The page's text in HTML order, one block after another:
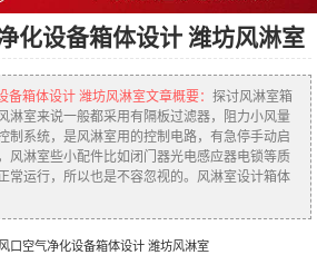
化设备箱体设计 潍坊风淋室
备箱体设计 潍坊风淋室文章概要： 探讨风淋室箱
淋室来说一般都采用有隔板过滤器，阻力小风量
制系统，是风淋室用的控制电路，有急停手动启
风淋室些小配件比如闭门器光电感应器电锁等质
常运行，所以也是不容忽视的。风淋室设计箱体
口空气净化设备箱体设计 潍坊风淋室